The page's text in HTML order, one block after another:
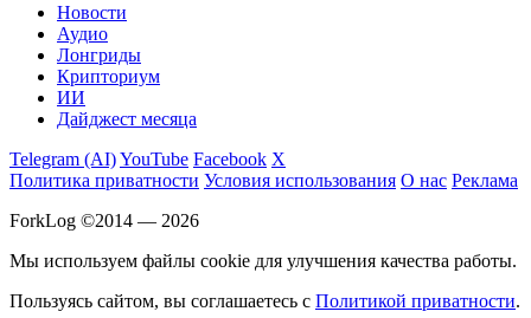
Новости
Аудио
Лонгриды
Крипториум
ИИ
Дайджест месяца
Telegram (AI)YouTube Facebook X
Политика приватности Условия использования О нас Реклама
ForkLog ©2014 — 2026
Мы используем файлы cookie для улучшения качества работы.
Пользуясь сайтом, вы соглашаетесь с Политикой приватности.